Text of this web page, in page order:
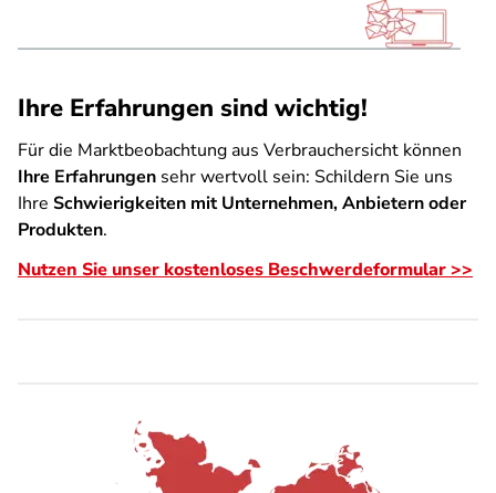
Ihre Erfahrungen sind wichtig!
Für die Marktbeobachtung aus Verbrauchersicht können
Ihre Erfahrungen sehr wertvoll sein: Schildern Sie uns
Ihre Schwierigkeiten mit Unternehmen, Anbietern oder
Produkten.
Nutzen Sie unser kostenloses Beschwerdeformular >>